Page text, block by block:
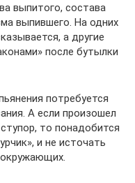
выпитого, состава
выпившего. На одних
а другие
после бутылки
потребуется
А если произошел
то понадобится
и не источать